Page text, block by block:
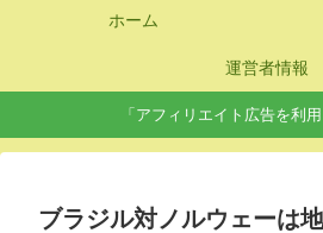
ホーム
運営者情報
「アフィリエイト広告を利
ブラジル対ノルウェーは